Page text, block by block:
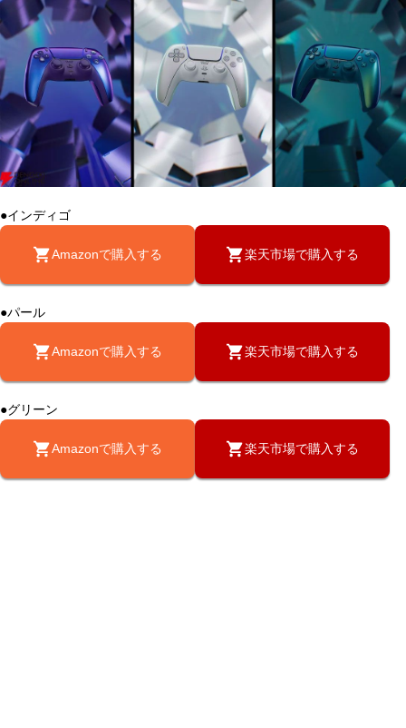
●インディゴ
Amazonで購入する 楽天市場で購入する
●パール
Amazonで購入する 楽天市場で購入する
●グリーン
Amazonで購入する 楽天市場で購入する